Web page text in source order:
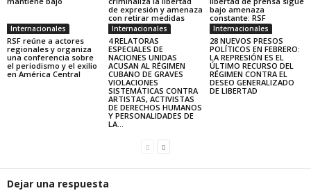
de expresión y amenaza
con retirar medidas
bajo amenaza
constante: RSF
Internacionales
RSF reúne a actores
regionales y organiza
una conferencia sobre
el periodismo y el exilio
en América Central
Internacionales
4 RELATORAS
ESPECIALES DE
NACIONES UNIDAS
ACUSAN AL RÉGIMEN
CUBANO DE GRAVES
VIOLACIONES
SISTEMÁTICAS CONTRA
ARTISTAS, ACTIVISTAS
DE DERECHOS HUMANOS
Y PERSONALIDADES DE
LA...
Internacionales
28 NUEVOS PRESOS
POLÍTICOS EN FEBRERO:
LA REPRESIÓN ES EL
ÚLTIMO RECURSO DEL
RÉGIMEN CONTRA EL
DESEO GENERALIZADO
DE LIBERTAD
Dejar una respuesta